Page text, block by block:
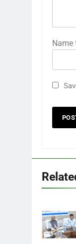
Name